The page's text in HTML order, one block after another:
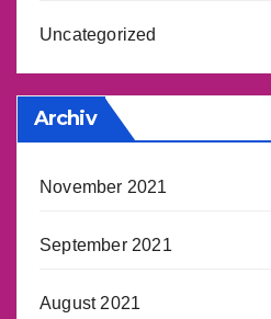
Uncategorized
Archiv
November 2021
September 2021
August 2021